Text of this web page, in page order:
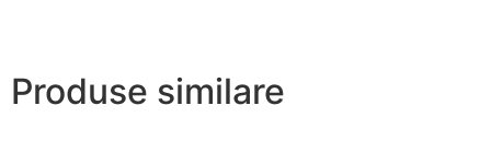
Produse similare